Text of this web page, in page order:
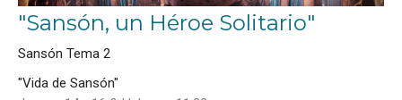
"Sansón, un Héroe Solitario"
Sansón Tema 2
"Vida de Sansón"